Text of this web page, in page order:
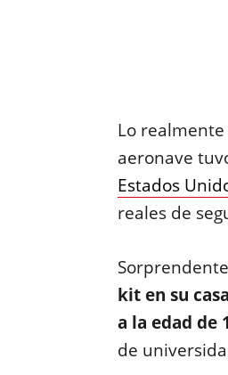
Lo
aeronave
Estados
reales de
kit en su
a la edad de
de